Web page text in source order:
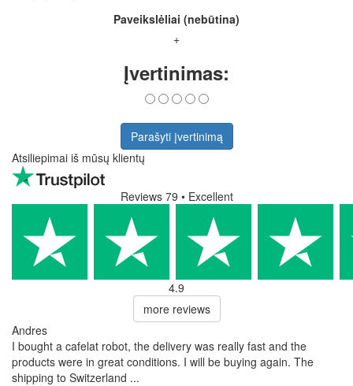
Paveikslėliai (nebūtina)
+
Įvertinimas:
Parašyti įvertinimą
Atsiliepimai iš mūsų klientų
Reviews 79 • Excellent
4.9
more reviews
Andres
I bought a cafelat robot, the delivery was really fast and the
products were in great conditions. I will be buying again. The
shipping to Switzerland ...